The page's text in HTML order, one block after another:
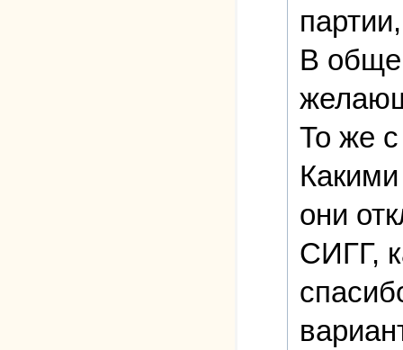
В
То же
они
СИГГ,